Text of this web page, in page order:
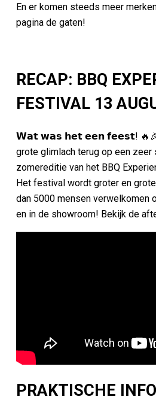
En er komen steeds meer
pagina de gaten!
RECAP: BBQ
FESTIVAL 13
𝗪𝗮𝘁 𝘄𝗮𝘀 𝗵𝗲𝘁 𝗲𝗲𝗻 𝗳𝗲𝗲𝘀𝘁! 🔥🎉
grote glimlach terug op een zeer
zomereditie van het BBQ
Het festival wordt groter en
dan 5000 mensen verwelkomen
en in de showroom! Bekijk de
PRAKTISCHE